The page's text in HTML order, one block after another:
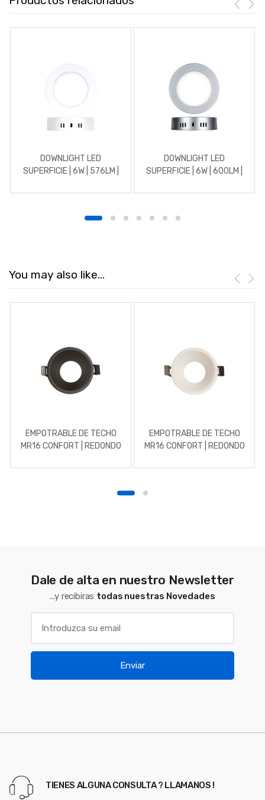
DOWNLIGHT LED
SUPERFICIE | 6W | 576LM |
BLANCO
DOWNLIGHT LED
SUPERFICIE | 6W | 600LM |
MATE
You may also like…
EMPOTRABLE DE TECHO
MR16 CONFORT | REDONDO
EMPOTRABLE DE TECHO
MR16 CONFORT | REDONDO
Dale de alta en nuestro Newsletter
...y recibiras todas nuestras Novedades
Enviar
TIENES ALGUNA CONSULTA ? LLAMANOS !